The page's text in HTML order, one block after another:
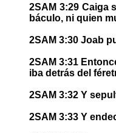
2SAM 3:29 Caiga
báculo, ni quien
2SAM 3:30 Joab
2SAM 3:31
iba detrás del
2SAM 3:32 Y
2SAM 3:33 Y